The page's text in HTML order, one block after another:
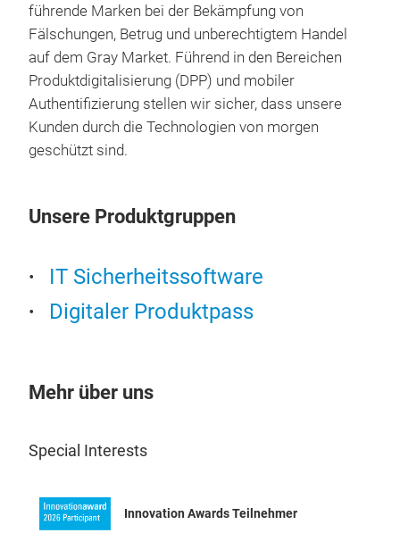
führende Marken bei der Bekämpfung von
Fälschungen, Betrug und unberechtigtem Handel
auf dem Gray Market. Führend in den Bereichen
Produktdigitalisierung (DPP) und mobiler
Authentifizierung stellen wir sicher, dass unsere
Kunden durch die Technologien von morgen
geschützt sind.
Unsere Produktgruppen
IT Sicherheitssoftware
Digitaler Produktpass
Mehr über uns
Special Interests
Innovation Awards Teilnehmer